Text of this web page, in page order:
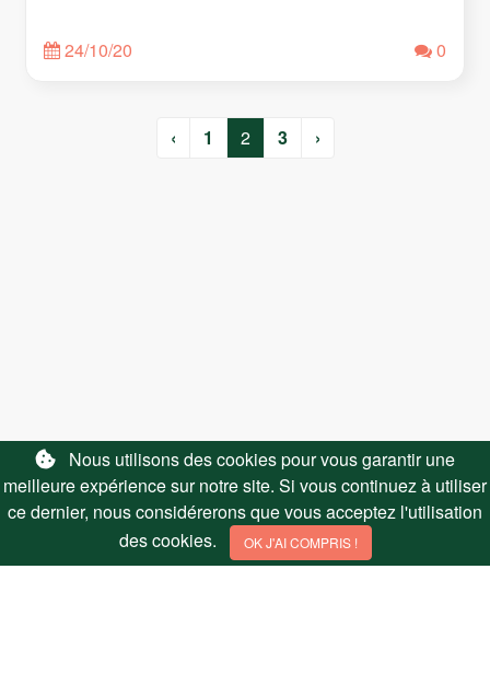
24/10/20 0
‹ 1 2 3 ›
LIENS UTILES
Nous contacter
Affiliation
SUIVEZ NOUS
Nous utilisons des cookies pour vous garantir une
meilleure expérience sur notre site. Si vous continuez à utiliser
ce dernier, nous considérerons que vous acceptez l'utilisation
des cookies.
OK J'AI COMPRIS !